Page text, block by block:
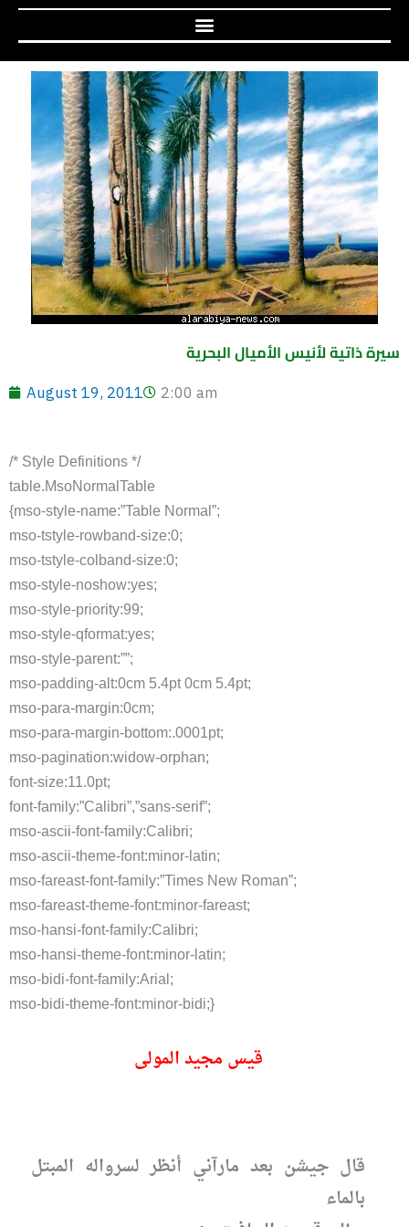
سيرة ذاتية لأنيس الأميال البحرية
August 19, 2011 2:00 am
/* Style Definitions */
table.MsoNormalTable
{mso-style-name:”Table Normal”;
mso-tstyle-rowband-size:0;
mso-tstyle-colband-size:0;
mso-style-noshow:yes;
mso-style-priority:99;
mso-style-qformat:yes;
mso-style-parent:””;
mso-padding-alt:0cm 5.4pt 0cm 5.4pt;
mso-para-margin:0cm;
mso-para-margin-bottom:.0001pt;
mso-pagination:widow-orphan;
font-size:11.0pt;
font-family:”Calibri”,”sans-serif”;
mso-ascii-font-family:Calibri;
mso-ascii-theme-font:minor-latin;
mso-fareast-font-family:”Times New Roman”;
mso-fareast-theme-font:minor-fareast;
mso-hansi-font-family:Calibri;
mso-hansi-theme-font:minor-latin;
mso-bidi-font-family:Arial;
mso-bidi-theme-font:minor-bidi;}
قيس مجيد المولى
قال جيشن بعد مارآني أنظر لسرواله المبتل
بالماء